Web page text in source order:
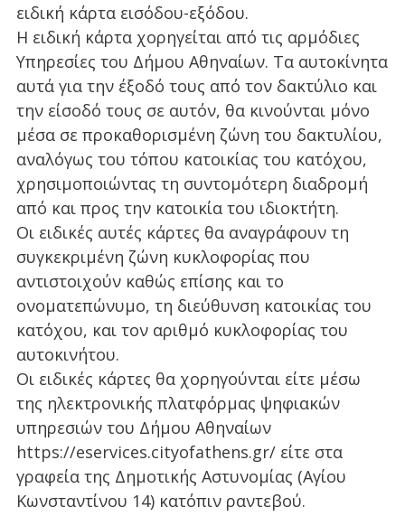
ειδική κάρτα εισόδου-εξόδου.
Η ειδική κάρτα χορηγείται από τις αρμόδιες
Υπηρεσίες του Δήμου Αθηναίων. Τα αυτοκίνητα
αυτά για την έξοδό τους από τον δακτύλιο και
την είσοδό τους σε αυτόν, θα κινούνται μόνο
μέσα σε προκαθορισμένη ζώνη του δακτυλίου,
αναλόγως του τόπου κατοικίας του κατόχου,
χρησιμοποιώντας τη συντομότερη διαδρομή
από και προς την κατοικία του ιδιοκτήτη.
Οι ειδικές αυτές κάρτες θα αναγράφουν τη
συγκεκριμένη ζώνη κυκλοφορίας που
αντιστοιχούν καθώς επίσης και το
ονοματεπώνυμο, τη διεύθυνση κατοικίας του
κατόχου, και τον αριθμό κυκλοφορίας του
αυτοκινήτου.
Οι ειδικές κάρτες θα χορηγούνται είτε μέσω
της ηλεκτρονικής πλατφόρμας ψηφιακών
υπηρεσιών του Δήμου Αθηναίων
https://eservices.cityofathens.gr/ είτε στα
γραφεία της Δημοτικής Αστυνομίας (Αγίου
Κωνσταντίνου 14) κατόπιν ραντεβού.